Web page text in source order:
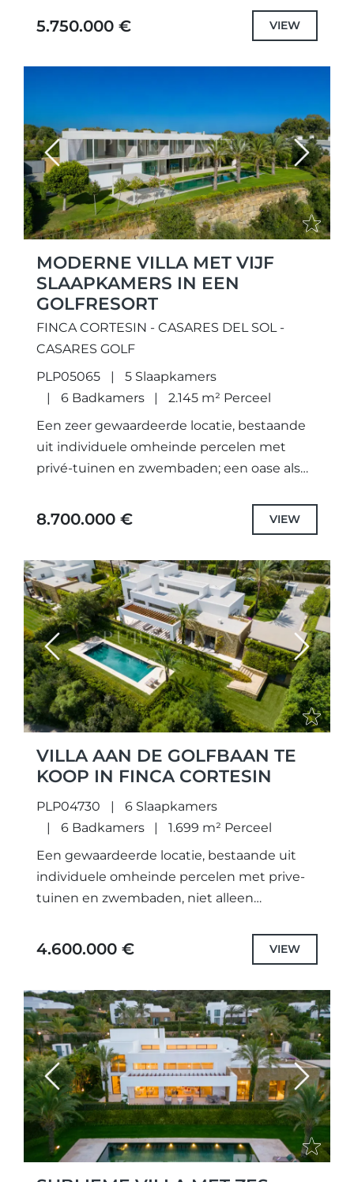
ontworpen unieke projecten met de
hoogste kwaliteit specificaties en...
5.750.000 € VIEW
Previous Next
MODERNE VILLA MET VIJF
SLAAPKAMERS IN EEN
GOLFRESORT
FINCA CORTESIN - CASARES DEL SOL -
CASARES GOLF
PLP05065
5 Slaapkamers
6 Badkamers
2.145 m² Perceel
Een zeer gewaardeerde locatie, bestaande
uit individuele omheinde percelen met
privé-tuinen en zwembaden; een oase als
ontworpen unieke projecten met de
hoogste kwaliteit specificaties en...
8.700.000 € VIEW
Previous Next
VILLA AAN DE GOLFBAAN TE
KOOP IN FINCA CORTESIN
PLP04730
6 Slaapkamers
6 Badkamers
1.699 m² Perceel
Een gewaardeerde locatie, bestaande uit
individuele omheinde percelen met prive-
tuinen en zwembaden, niet alleen
geselecteerd de hoogste kwaliteit
specificaties en fittingen, maar ook elke
4.600.000 € VIEW
Previous Next